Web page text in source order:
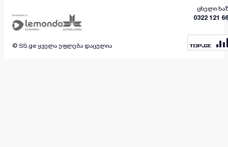
ცხელი
0322 121
© SS.ge ყველა უფლება დაცულია